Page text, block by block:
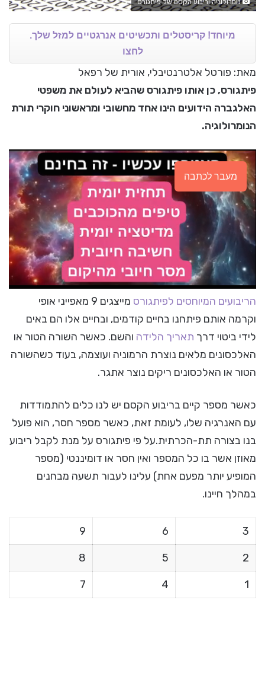
נומרולוגיה וריבוע הקסם של פיתגורס
מיוחד! קריסטלים ותכשיטים אנרגטיים למזל שלך.
לחצו
מאת: פורטל אלטרנטיבלי, אורית של רפאל
פיתגורס, כן אותו פיתגורס שהביא לעולם את משפטי
האלגברה הידועים הינו אחד מחשובי ומראשוני חוקרי תורת
הנומרולוגיה.
מעבר לכתבה
הריבועים המיוחסים לפיתגורס
מייצגים 9 מאפייני אופי
וקרמה אותם פיתחנו בחיים קודמים, ובחיים אלו הם באים
לידי ביטוי דרך תאריך הלידה והשם. כאשר השורה הטור או
האלכסונים מלאים נוצרת הרמוניה ועוצמה, בעוד כשהשורה
הטור או האלכסונים ריקים נוצר אתגר.
כאשר מספר קיים בריבוע הקסם יש לנו כלים להתמודדות
עם האנרגיה שלו, לעומת זאת, כאשר מספר חסר, הוא פועל
בנו בצורה תת-הכרתית.על פי פיתגורס על מנת לקבל ריבוע
מאוזן אשר בו כל המספר ואין חסר או דומיננטי (מספר
המופיע יותר מפעם אחת) עלינו לעבור תשעה מבחנים
במהלך חיינו.